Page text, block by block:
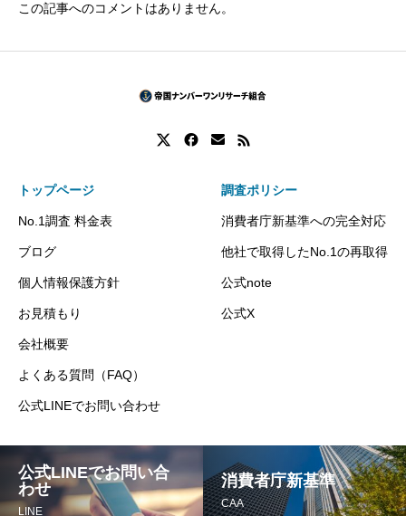
この記事へのコメントはありません。
トップページ
No.1調査 料金表
ブログ
個人情報保護方針
お見積もり
会社概要
よくある質問（FAQ）
公式LINEでお問い合わせ
調査ポリシー
消費者庁新基準への完全対応
他社で取得したNo.1の再取得
公式note
公式X
公式LINEでお問い合
わせ
LINE
消費者庁新基準
CAA